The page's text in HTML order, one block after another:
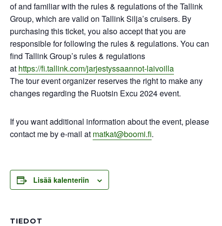
of and familiar with the rules & regulations of the Tallink
Group, which are valid on Tallink Silja’s cruisers. By
purchasing this ticket, you also accept that you are
responsible for following the rules & regulations. You can
find Tallink Group’s rules & regulations
at https://fi.tallink.com/jarjestyssaannot-laivoilla
The tour event organizer reserves the right to make any
changes regarding the Ruotsin Excu 2024 event.
If you want additional information about the event, please
contact me by e-mail at matkat@boomi.fi.
Lisää kalenteriin
TIEDOT